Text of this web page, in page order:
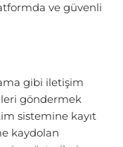
ve güvenli
gibi iletişim
göndermek
sistemine kayıt
kaydolan